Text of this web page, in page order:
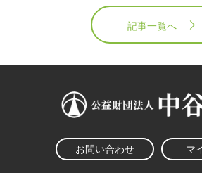
記事一覧へ
お問い合わせ マ